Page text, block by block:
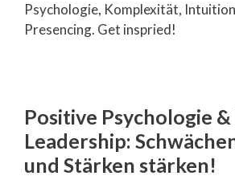
Psychologie, Komplexität, Intuition
Presencing. Get inspried!
Positive Psychologie
Leadership:
und Stärken stärken!